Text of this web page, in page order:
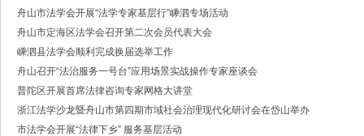
·法治日报｜探索构建海上“融治理”模式
·中共舟山市委政法委员会招聘公告
·抽奖赢福袋｜2024我与平安舟山的温暖点滴
舟山市法学会开展“法学专家基层行”嵊泗专场活动
舟山市定海区法学会召开第二次会员代表大会
嵊泗县法学会顺利完成换届选举工作
舟山召开“法治服务一号台”应用场景实战操作专家座谈会
普陀区开展首席法律咨询专家网格大讲堂
浙江法学沙龙暨舟山市第四期市域社会治理现代化研讨会在岱山举办
市法学会开展“法律下乡” 服务基层活动